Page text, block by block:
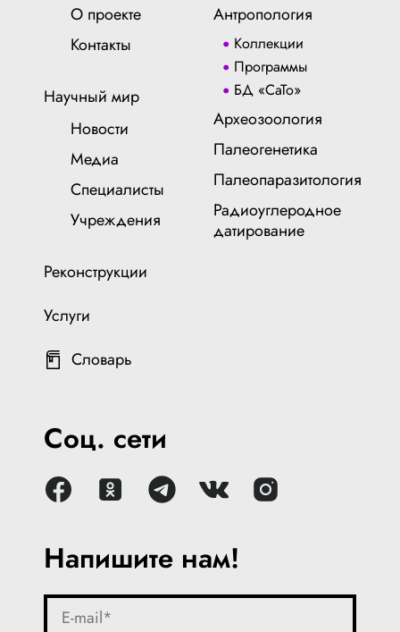
Напишите нам!
О проекте
Контакты
Научный мир
Новости
Медиа
Специалисты
Учреждения
Реконструкции
Услуги
Словарь
Антропология
Коллекции
Программы
БД «СаТо»
Археозоология
Палеогенетика
Палеопаразитология
Радиоуглеродное
датирование
Соц. сети